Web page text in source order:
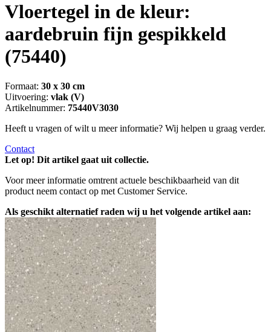
Vloertegel in de kleur:
aardebruin fijn gespikkeld
(75440)
Formaat: 30 x 30 cm
Uitvoering: vlak (V)
Artikelnummer: 75440V3030
Heeft u vragen of wilt u meer informatie? Wij helpen u graag verder.
Contact
Let op! Dit artikel gaat uit collectie.
Voor meer informatie omtrent actuele beschikbaarheid van dit
product neem contact op met Customer Service.
Als geschikt alternatief raden wij u het volgende artikel aan: